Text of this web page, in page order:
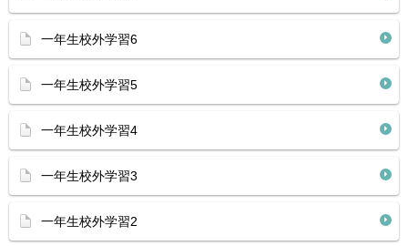
一年生校外学習6
一年生校外学習5
一年生校外学習4
一年生校外学習3
一年生校外学習2